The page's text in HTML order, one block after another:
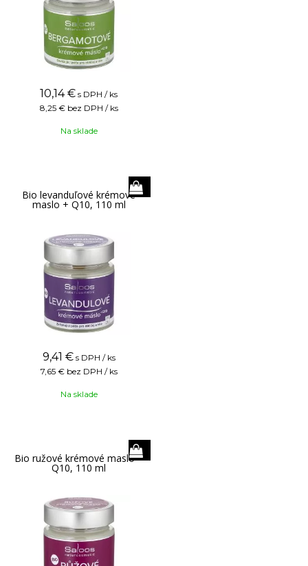
10,14 € s DPH / ks
8,25 € bez DPH / ks
Na sklade
Bio levanduľové krémové
maslo + Q10, 110 ml
9,41 € s DPH / ks
7,65 € bez DPH / ks
Na sklade
Bio ružové krémové maslo +
Q10, 110 ml